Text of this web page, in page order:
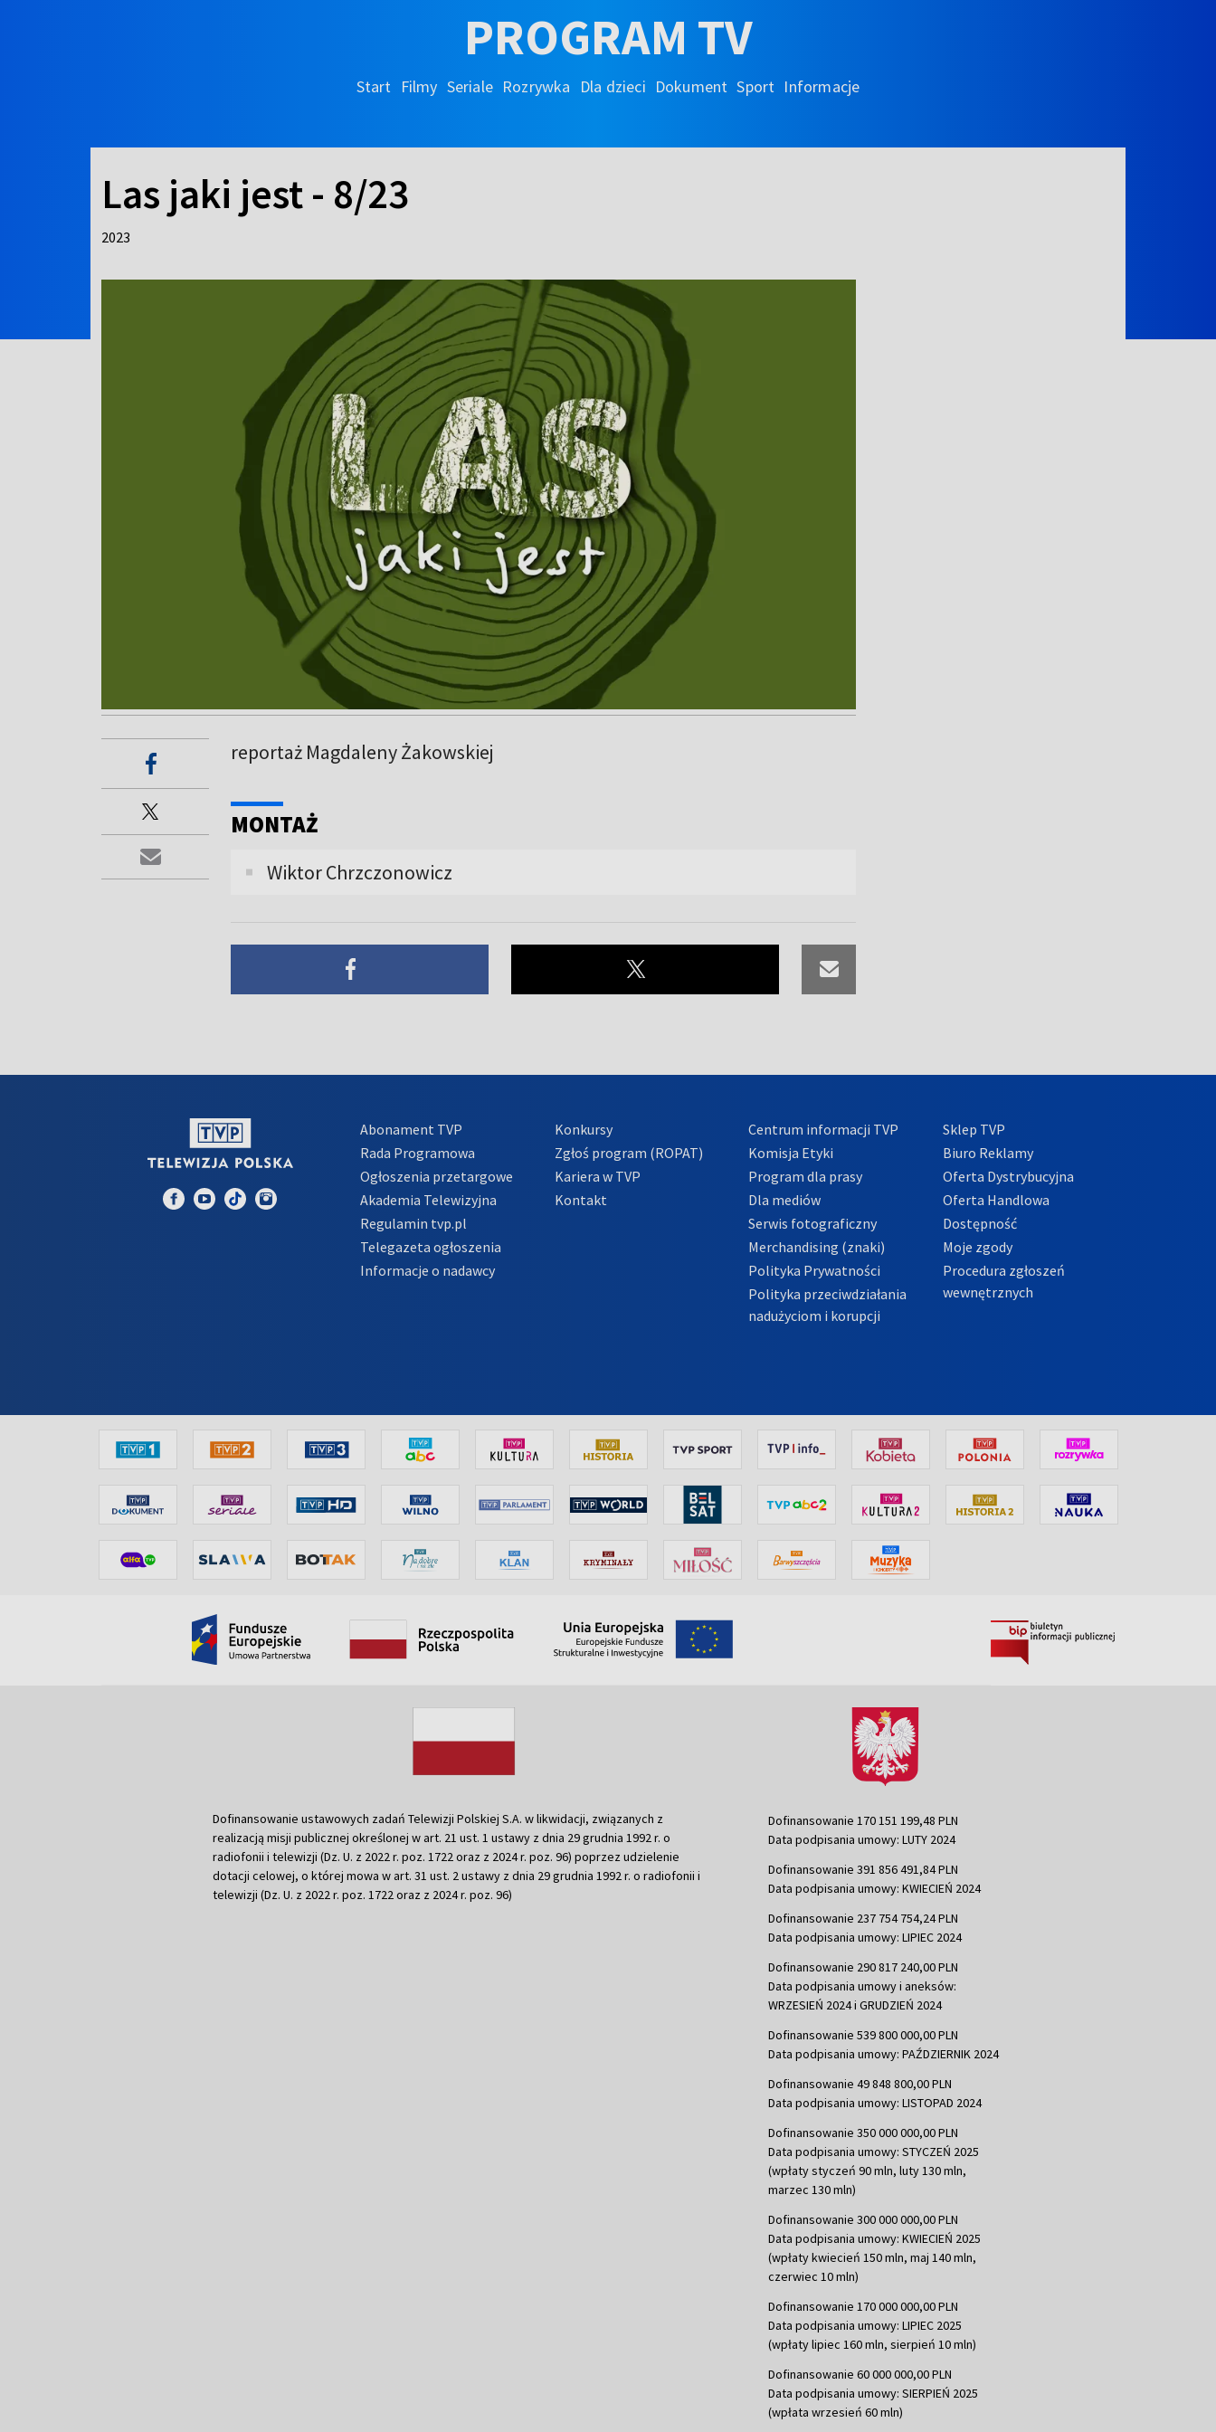
PROGRAM TV
Start Filmy Seriale Rozrywka Dla dzieci Dokument Sport Informacje
Las jaki jest - 8/23
2023
reportaż Magdaleny Żakowskiej
MONTAŻ
Wiktor Chrzczonowicz
Abonament TVP
Rada Programowa
Ogłoszenia przetargowe
Akademia Telewizyjna
Regulamin tvp.pl
Telegazeta ogłoszenia
Informacje o nadawcy
Konkursy
Zgłoś program (ROPAT)
Kariera w TVP
Kontakt
Centrum informacji TVP
Komisja Etyki
Program dla prasy
Dla mediów
Serwis fotograficzny
Merchandising (znaki)
Polityka Prywatności
Polityka przeciwdziałania
nadużyciom i korupcji
Sklep TVP
Biuro Reklamy
Oferta Dystrybucyjna
Oferta Handlowa
Dostępność
Moje zgody
Procedura zgłoszeń
wewnętrznych
Dofinansowanie ustawowych zadań Telewizji Polskiej S.A. w likwidacji, związanych z
realizacją misji publicznej określonej w art. 21 ust. 1 ustawy z dnia 29 grudnia 1992 r. o
radiofonii i telewizji (Dz. U. z 2022 r. poz. 1722 oraz z 2024 r. poz. 96) poprzez udzielenie
dotacji celowej, o której mowa w art. 31 ust. 2 ustawy z dnia 29 grudnia 1992 r. o radiofonii i
telewizji (Dz. U. z 2022 r. poz. 1722 oraz z 2024 r. poz. 96)
Dofinansowanie 170 151 199,48 PLN
Data podpisania umowy: LUTY 2024
Dofinansowanie 391 856 491,84 PLN
Data podpisania umowy: KWIECIEŃ 2024
Dofinansowanie 237 754 754,24 PLN
Data podpisania umowy: LIPIEC 2024
Dofinansowanie 290 817 240,00 PLN
Data podpisania umowy i aneksów:
WRZESIEŃ 2024 i GRUDZIEŃ 2024
Dofinansowanie 539 800 000,00 PLN
Data podpisania umowy: PAŹDZIERNIK 2024
Dofinansowanie 49 848 800,00 PLN
Data podpisania umowy: LISTOPAD 2024
Dofinansowanie 350 000 000,00 PLN
Data podpisania umowy: STYCZEŃ 2025
(wpłaty styczeń 90 mln, luty 130 mln,
marzec 130 mln)
Dofinansowanie 300 000 000,00 PLN
Data podpisania umowy: KWIECIEŃ 2025
(wpłaty kwiecień 150 mln, maj 140 mln,
czerwiec 10 mln)
Dofinansowanie 170 000 000,00 PLN
Data podpisania umowy: LIPIEC 2025
(wpłaty lipiec 160 mln, sierpień 10 mln)
Dofinansowanie 60 000 000,00 PLN
Data podpisania umowy: SIERPIEŃ 2025
(wpłata wrzesień 60 mln)